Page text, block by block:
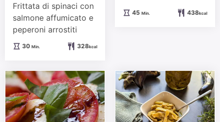
Frittata di spinaci con
salmone affumicato e
peperoni arrostiti
30Minuten
Min. 328kcal
45Minuten
Min. 438kcal